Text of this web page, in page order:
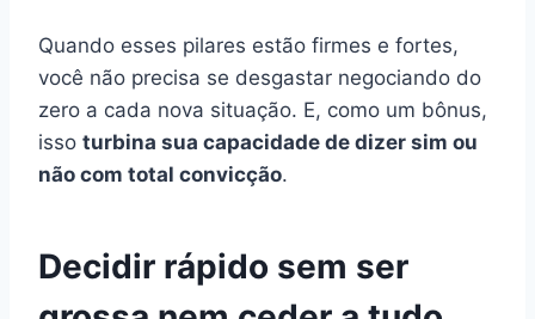
Quando esses pilares estão firmes e fortes,
você não precisa se desgastar negociando do
zero a cada nova situação. E, como um bônus,
isso turbina sua capacidade de dizer sim ou
não com total convicção.
Decidir rápido sem ser